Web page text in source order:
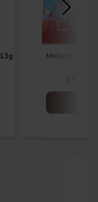
Malaco